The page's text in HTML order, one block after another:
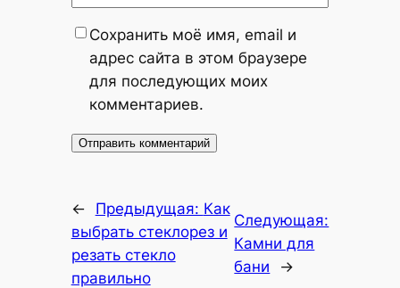
Сохранить моё имя, email и
адрес сайта в этом браузере
для последующих моих
комментариев.
← Предыдущая: Как
выбрать стеклорез и
резать стекло
правильно
Следующая:
Камни для
бани
→